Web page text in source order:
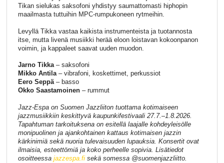
Tikan sielukas saksofoni yhdistyy saumattomasti hiphopin
maailmasta tuttuihin MPC-rumpukoneen rytmeihin.
Levyllä Tikka vastaa kaikista instrumenteista ja tuotannosta
itse, mutta livenä musiikki herää eloon loistavan kokoonpanon
voimin, ja kappaleet saavat uuden muodon.
Jarno Tikka– saksofoni
Mikko Antila– vibrafoni, koskettimet, perkussiot
Eero Seppä– basso
Okko Saastamoinen– rummut
Jazz-Espa on Suomen Jazzliiton tuottama kotimaiseen
jazzmusiikkiin keskittyvä kaupunkifestivaali 27.7.–1.8.2026.
Tapahtuman tarkoituksena on esitellä laajalle kohdeyleisölle
monipuolinen ja ajankohtainen kattaus kotimaisen jazzin
kärkinimiä sekä nuoria tulevaisuuden lupauksia. Konsertit ovat
ilmaisia, esteettömiä ja koko perheelle sopivia. Lisätiedot
osoitteessa jazzespa.fisekä somessa @suomenjazzliitto.